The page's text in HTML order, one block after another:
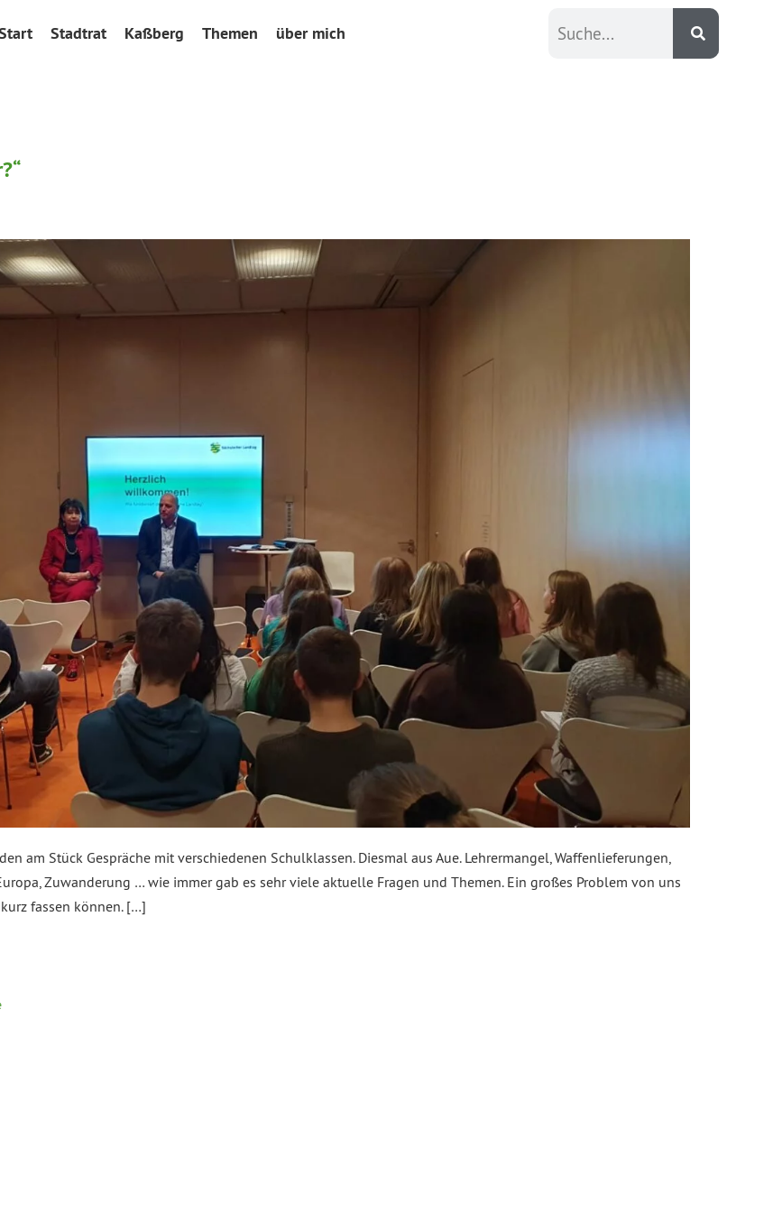
Stadtrat Kaßberg Themen über mich
am Stück Gespräche mit verschiedenen Schulklassen. Diesmal aus Aue. Lehrermangel, Waffenlieferungen,
Zuwanderung … wie immer gab es sehr viele aktuelle Fragen und Themen. Ein großes Problem von uns
fassen können. […]